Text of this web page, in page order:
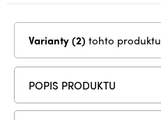
Varianty (2) tohto produktu
POPIS PRODUKTU